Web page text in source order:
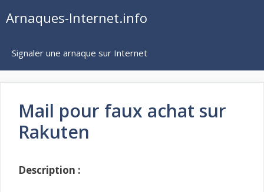
auArnaques-Internet.info
Signaler une arnaque sur Internet
Mail pour faux achat sur
Rakuten
Description :